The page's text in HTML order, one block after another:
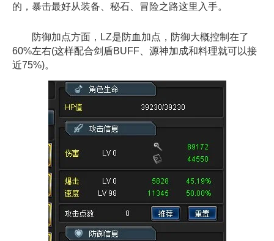
的，暴击最好从装备、秘石、冒险之路这里入手。
防御加点方面，LZ是防血加点，防御大概控制在了
60%左右(这样配合剑盾BUFF、源神加成和料理就可以接
近75%)。